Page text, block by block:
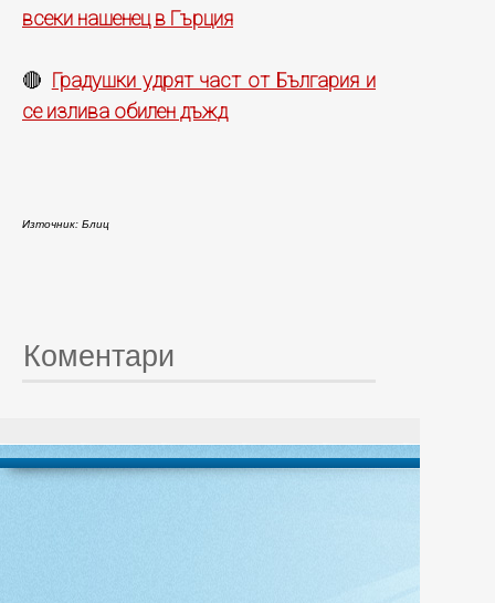
всеки нашенец в Гърция
🔴 Градушки удрят част от България и
се излива обилен дъжд
Източник: Блиц
Коментари